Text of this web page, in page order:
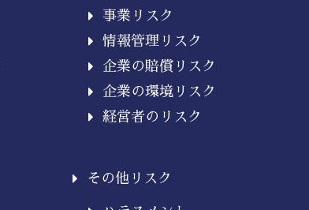
事業リスク
情報管理リスク
企業の賠償リスク
企業の環境リスク
経営者のリスク
その他リスク